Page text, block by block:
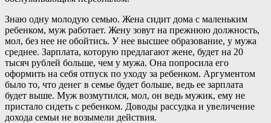
Знаю одну молодую семью. Жена сидит дома с маленьким
ребенком, муж работает. Жену зовут на прежнюю должность,
мол, без нее не обойтись. У нее высшее образование, у мужа
среднее. Зарплата, которую предлагают жене, будет на 20
тысяч рублей больше, чем у мужа. Она попросила его
оформить на себя отпуск по уходу за ребенком. Аргументом
было то, что денег в семье будет больше, ведь ее зарплата
будет выше. Муж возмутился, мол, он ведь мужик, ему не
пристало сидеть с ребенком. Доводы рассудка и увеличение
дохода семьи не возымели действия.